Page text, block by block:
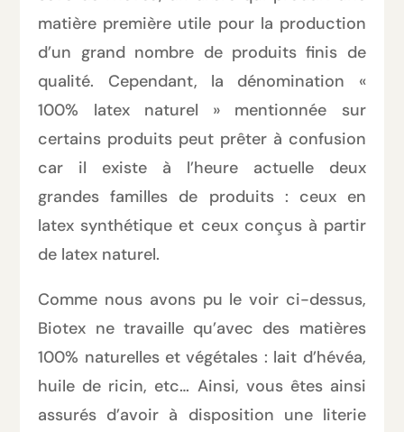
matière première utile pour la production
d’un grand nombre de produits finis de
qualité. Cependant, la dénomination «
100% latex naturel » mentionnée sur
certains produits peut prêter à confusion
car il existe à l’heure actuelle deux
grandes familles de produits : ceux en
latex synthétique et ceux conçus à partir
de latex naturel.
Comme nous avons pu le voir ci-dessus,
Biotex ne travaille qu’avec des matières
100% naturelles et végétales : lait d’hévéa,
huile de ricin, etc… Ainsi, vous êtes ainsi
assurés d’avoir à disposition une literie